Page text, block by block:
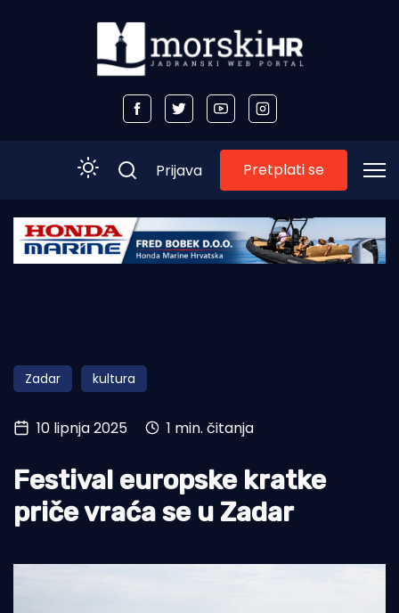
Početna
Obala
Otoci
Turizam i nautika
Pomorstvo
Ribolov
Prijava Pretplati se
Zadar kultura
10 lipnja 2025 1 min. čitanja
Festival europske kratke
priče vraća se u Zadar